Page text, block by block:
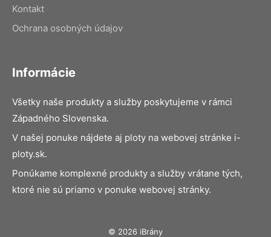
Kontakt
Ochrana osobných údajov
Informácie
Všetky naše produkty a služby poskytujeme v rámci
Západného Slovenska.
V našej ponuke nájdete aj ploty na webovej stránke i-
ploty.sk.
Ponúkame komplexné produkty a služby vrátane tých,
ktoré nie sú priamo v ponuke webovej stránky.
© 2026 iBrány